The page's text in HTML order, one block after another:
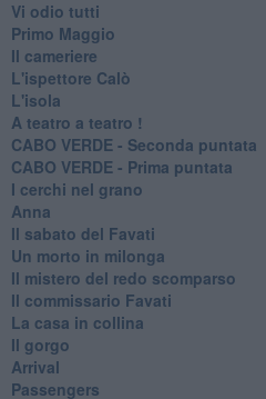
Vi odio tutti
Primo Maggio
Il cameriere
L'ispettore Calò
L'isola
A teatro a teatro !
CABO VERDE - Seconda puntata
CABO VERDE - Prima puntata
I cerchi nel grano
Anna
Il sabato del Favati
Un morto in milonga
Il mistero del redo scomparso
Il commissario Favati
La casa in collina
Il gorgo
Arrival
Passengers